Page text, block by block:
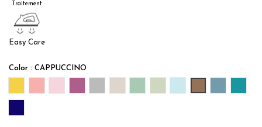
Traitement
Easy Care
Color : CAPPUCCINO